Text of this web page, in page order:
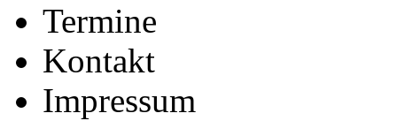
Termine
Kontakt
Impressum